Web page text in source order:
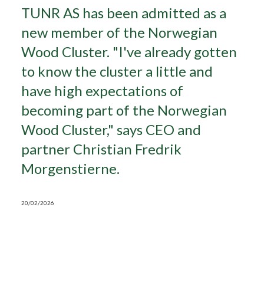
About us
CONTACT US
Search
TUNR AS has been admitted as a
new member of the Norwegian
Wood Cluster. "I've already gotten
to know the cluster a little and
have high expectations of
becoming part of the Norwegian
Wood Cluster," says CEO and
partner Christian Fredrik
Morgenstierne.
20/02/2026